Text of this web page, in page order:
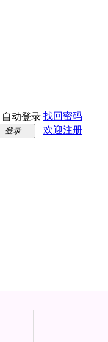
自动登录 找回密码
登录 欢迎注册